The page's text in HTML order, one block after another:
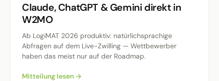
Claude, ChatGPT & Gemini direkt in
W2MO
Ab LogiMAT 2026 produktiv: natürlichsprachige
Abfragen auf dem Live-Zwilling — Wettbewerber
haben das meist nur auf der Roadmap.
Mitteilung lesen →